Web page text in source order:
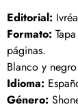
Editorial: Ivréa
Formato:
páginas.
Blanco y
Idioma:
Género: